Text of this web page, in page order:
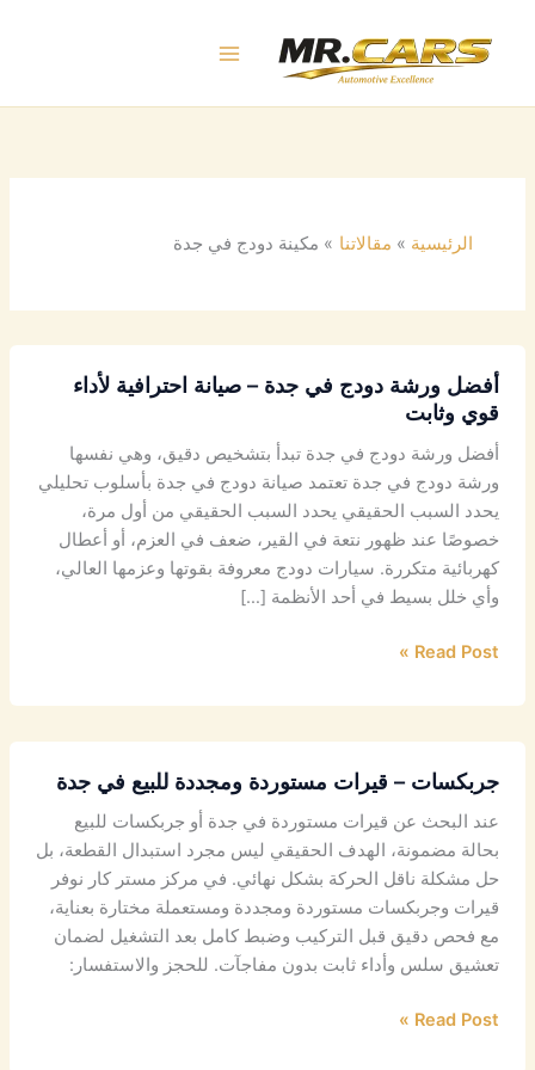
المحتوى
الرئيسية مقالاتنا مكينة دودج في جدة
أفضل ورشة دودج في جدة – صيانة احترافية لأداء
قوي وثابت
أفضل ورشة دودج في جدة تبدأ بتشخيص دقيق، وهي نفسها
ورشة دودج في جدة تعتمد صيانة دودج في جدة بأسلوب تحليلي
يحدد السبب الحقيقي يحدد السبب الحقيقي من أول مرة،
خصوصًا عند ظهور نتعة في القير، ضعف في العزم، أو أعطال
كهربائية متكررة. سيارات دودج معروفة بقوتها وعزمها العالي،
وأي خلل بسيط في أحد الأنظمة […]
Read Post »
جربكسات – قيرات مستوردة ومجددة للبيع في جدة
عند البحث عن قيرات مستوردة في جدة أو جربكسات للبيع
بحالة مضمونة، الهدف الحقيقي ليس مجرد استبدال القطعة، بل
حل مشكلة ناقل الحركة بشكل نهائي. في مركز مستر كار نوفر
قيرات وجربكسات مستوردة ومجددة ومستعملة مختارة بعناية،
مع فحص دقيق قبل التركيب وضبط كامل بعد التشغيل لضمان
تعشيق سلس وأداء ثابت بدون مفاجآت. للحجز والاستفسار:
Read Post »